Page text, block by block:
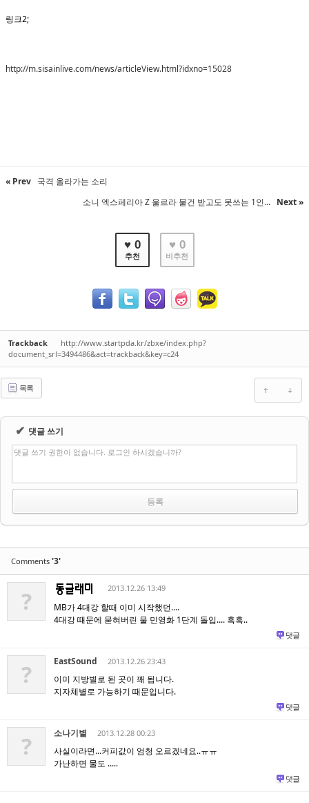
링크2;
http://m.sisainlive.com/news/articleView.html?idxno=15028
« Prev 국격 올라가는 소리
소니 엑스페리아 Z 울르라 물건 받고도 못쓰는 1인... Next »
♥ 0
추천
♥ 0
비추천
Trackback
http://www.startpda.kr/zbxe/index.php?
document_srl=3494486&act=trackback&key=c24
목록
✔ 댓글 쓰기
댓글 쓰기 권한이 없습니다. 로그인 하시겠습니까?
Comments '3'
? 2013.12.26 13:49
MB가 4대강 할때 이미 시작했던....
4대강 때문에 묻혀버린 물 민영화 1단계 돌입.... 흑흑..
댓글
? EastSound 2013.12.26 23:43
이미 지방별로 된 곳이 꽤 됩니다.
지자체별로 가능하기 때문입니다.
댓글
? 소나기별 2013.12.28 00:23
사실이라면...커피값이 엄청 오르겠네요..ㅠㅠ
가난하면 물도 .....
댓글